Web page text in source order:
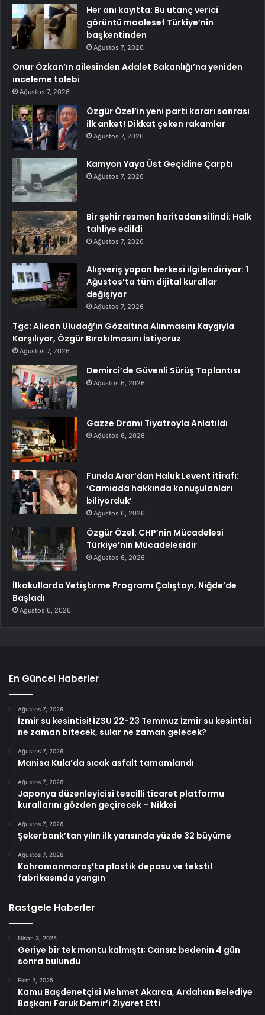
Her anı kayıtta: Bu utanç verici
görüntü maalesef Türkiye’nin
başkentinden
Ağustos 7, 2026
Onur Özkan’ın ailesinden Adalet Bakanlığı’na yeniden
inceleme talebi
Ağustos 7, 2026
Özgür Özel’in yeni parti kararı sonrası
ilk anket! Dikkat çeken rakamlar
Ağustos 7, 2026
Kamyon Yaya Üst Geçidine Çarptı
Ağustos 7, 2026
Bir şehir resmen haritadan silindi: Halk
tahliye edildi
Ağustos 7, 2026
Alışveriş yapan herkesi ilgilendiriyor: 1
Ağustos’ta tüm dijital kurallar
değişiyor
Ağustos 7, 2026
Tgc: Alican Uludağ’ın Gözaltına Alınmasını Kaygıyla
Karşılıyor, Özgür Bırakılmasını İstiyoruz
Ağustos 7, 2026
Demirci’de Güvenli Sürüş Toplantısı
Ağustos 6, 2026
Gazze Dramı Tiyatroyla Anlatıldı
Ağustos 6, 2026
Funda Arar’dan Haluk Levent itirafı:
‘Camiada hakkında konuşulanları
biliyorduk’
Ağustos 6, 2026
Özgür Özel: CHP’nin Mücadelesi
Türkiye’nin Mücadelesidir
Ağustos 6, 2026
İlkokullarda Yetiştirme Programı Çalıştayı, Niğde’de
Başladı
Ağustos 6, 2026
En Güncel Haberler
Ağustos 7, 2026
İzmir su kesintisi! İZSU 22-23 Temmuz İzmir su kesintisi
ne zaman bitecek, sular ne zaman gelecek?
Ağustos 7, 2026
Manisa Kula’da sıcak asfalt tamamlandı
Ağustos 7, 2026
Japonya düzenleyicisi tescilli ticaret platformu
kurallarını gözden geçirecek – Nikkei
Ağustos 7, 2026
Şekerbank’tan yılın ilk yarısında yüzde 32 büyüme
Ağustos 7, 2026
Kahramanmaraş’ta plastik deposu ve tekstil
fabrikasında yangın
Rastgele Haberler
Nisan 3, 2025
Geriye bir tek montu kalmıştı; Cansız bedenin 4 gün
sonra bulundu
Ekim 7, 2025
Kamu Başdenetçisi Mehmet Akarca, Ardahan Belediye
Başkanı Faruk Demir’i Ziyaret Etti